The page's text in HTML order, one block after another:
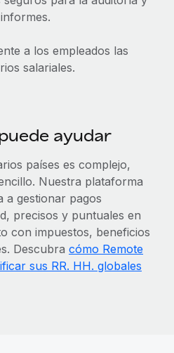
a los empleados las
salariales.
ayudar
países es complejo,
Nuestra plataforma
a gestionar pagos
precisos y puntuales en
con impuestos, beneficios
Descubra cómo Remote
sus RR. HH. globales